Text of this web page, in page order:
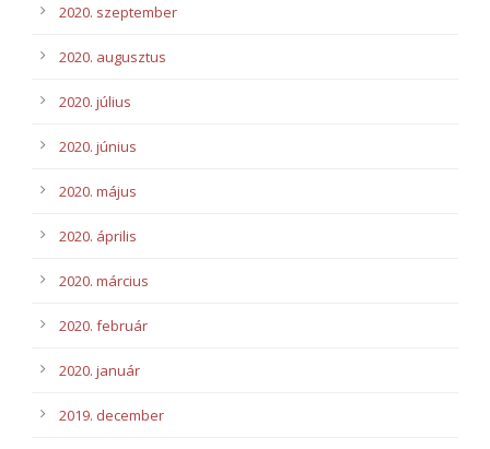
2020. szeptember
2020. augusztus
2020. július
2020. június
2020. május
2020. április
2020. március
2020. február
2020. január
2019. december